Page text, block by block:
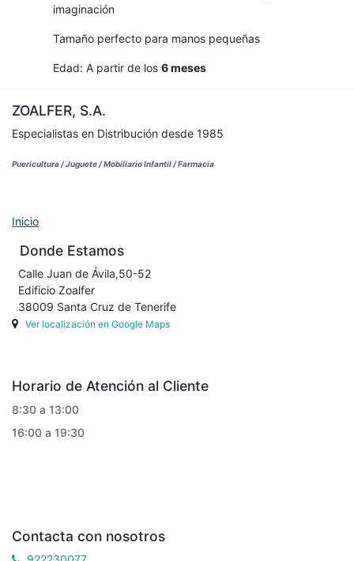
imaginación
Tamaño perfecto para manos pequeñas
Edad: A partir de los6 meses
ZOALFER, S.A.
Especialistas en Distribución desde 1985
Puericultura / Juguete / Mobiliario Infantil / Farmacia
Inicio
Donde Estamos
Calle Juan de Ávila,50-52
Edificio Zoalfer
38009 Santa Cruz de Tenerife
Ver localización en Google Maps
Horario de Atención al Cliente
8:30 a 13:00
16:00 a 19:30
Contacta con nosotros